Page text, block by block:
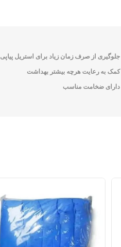
جلوگیری از صرف زمان زیاد برای استریل پیاپی
کمک به رعایت هرچه بیشتر بهداشت
دارای ضخامت مناسب